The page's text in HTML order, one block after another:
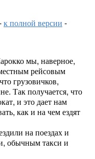
к полной версии -
мы, наверное,
рейсовым
грузовичков,
Так получается, что
и это дает нам
как и на чем ездят
на поездах и
обычным такси и